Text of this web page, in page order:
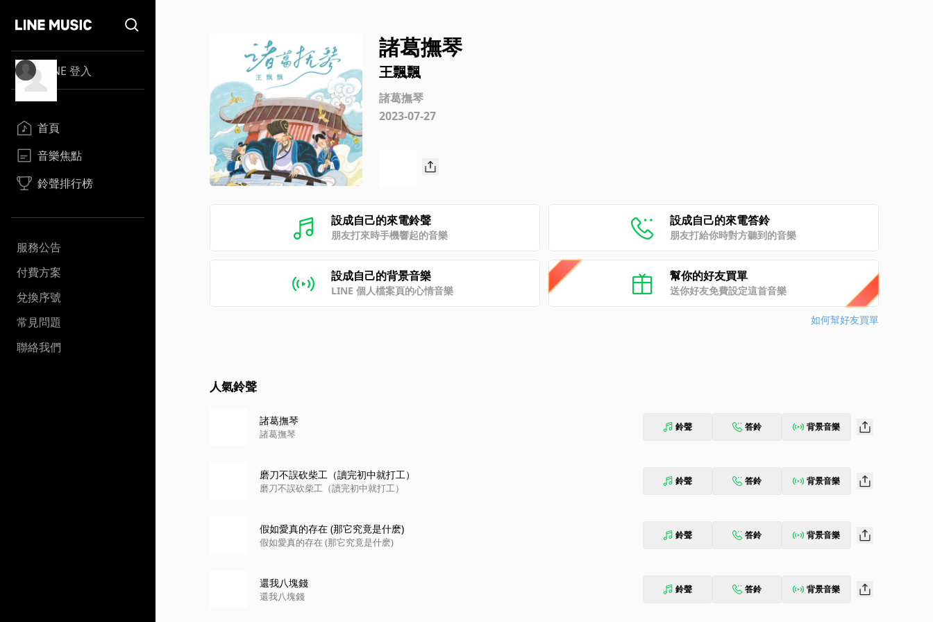
LINE 登入
首頁
音樂焦點
鈴聲排行榜
服務公告
付費方案
兌換序號
常見問題
聯絡我們
諸葛撫琴
王飄飄
諸葛撫琴
2023-07-27
設成自己的來電鈴聲
朋友打來時手機響起的音樂
設成自己的來電答鈴
朋友打給你時對方聽到的音樂
設成自己的背景音樂
LINE 個人檔案頁的心情音樂
幫你的好友買單
送你好友免費設定這首音樂
如何幫好友買單
人氣鈴聲
諸葛撫琴
諸葛撫琴
鈴聲 答鈴 背景音樂
磨刀不誤砍柴工（讀完初中就打工）
磨刀不誤砍柴工（讀完初中就打工）
鈴聲 答鈴 背景音樂
假如愛真的存在 (那它究竟是什麽)
假如愛真的存在 (那它究竟是什麽)
鈴聲 答鈴 背景音樂
還我八塊錢
還我八塊錢
鈴聲 答鈴 背景音樂